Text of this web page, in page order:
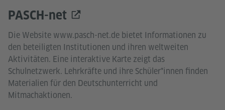
PASCH-net
Die Website www.pasch-net.de bietet Informationen zu
den beteiligten Institutionen und ihren weltweiten
Aktivitäten. Eine interaktive Karte zeigt das
Schulnetzwerk. Lehrkräfte und ihre Schüler*innen finden
Materialien für den Deutschunterricht und
Mitmachaktionen.